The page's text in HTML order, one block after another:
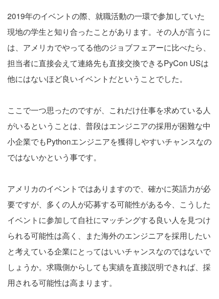
2019年のイベントの際、就職活動の一環で参加していた
現地の学生と知り合ったことがあります。その人が言うに
は、アメリカでやってる他のジョブフェアーに比べたら、
担当者に直接会えて連絡先も直接交換できるPyCon USは
他にはないほど良いイベントだということでした。
ここで一つ思ったのですが、これだけ仕事を求めている人
がいるということは、普段はエンジニアの採用が困難な中
小企業でもPythonエンジニアを獲得しやすいチャンスなの
ではないかという事です。
アメリカのイベントではありますので、確かに英語力が必
要ですが、多くの人が応募する可能性がある今、こうした
イベントに参加して自社にマッチングする良い人を見つけ
られる可能性は高く、また海外のエンジニアを採用したい
と考えている企業にとってはいいチャンスなのではないで
しょうか。求職側からしても実績を直接説明できれば、採
用される可能性は高まります。